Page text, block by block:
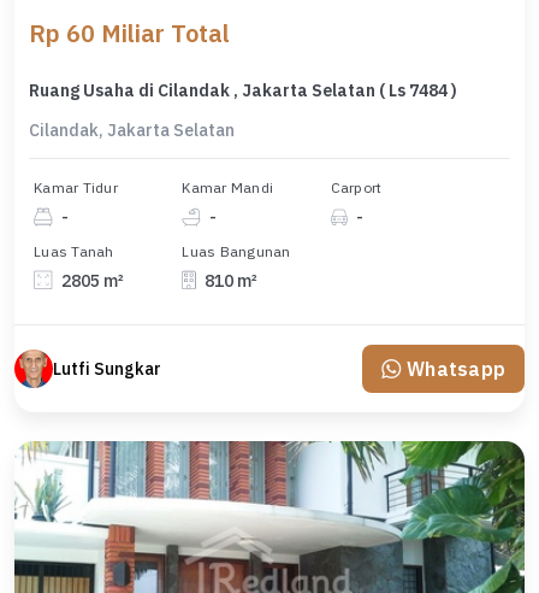
Rp 60 Miliar Total
Ruang Usaha di Cilandak , Jakarta Selatan ( Ls 7484 )
Cilandak, Jakarta Selatan
Kamar Tidur
-
Kamar Mandi
-
Carport
-
Luas Tanah
2805 m²
Luas Bangunan
810 m²
Lutfi Sungkar Whatsapp